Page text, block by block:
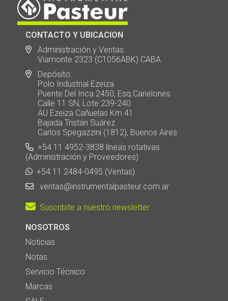
CONTACTO Y UBICACION
Administración y Ventas:
Viamonte 2323 (C1056ABK) CABA
Depósito:
Polo Industrial Ezeiza
Puente Del Inca 2450, Esq.Canelones
Calle 11 SN, Lote 239-240
AU Ezeiza Cañuelas Km 41
Bajada Tristán Suárez
Carlos Spegazzini (1812), Buenos Aires
+54 11 4952-3838 líneas rotativas
(Administración y Proveedores)
+54 11 2484-0495 (Ventas)
ventas@instrumentalpasteur.com.ar
Suscribite a nuestro newsletter
NOSOTROS
Noticias
Notas
Servicio Técnico
Marcas